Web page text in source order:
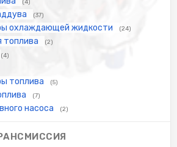
(4)
(37)
охлаждающей жидкости (24)
топлива (2)
(4)
топлива (5)
(7)
насоса (2)